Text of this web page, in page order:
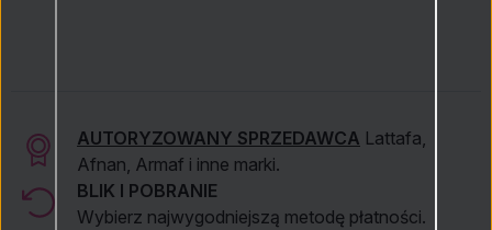
AUTORYZOWANY SPRZEDAWCA Lattafa,
Afnan, Armaf i inne marki.
BLIK I POBRANIE
Wybierz najwygodniejszą metodę płatności.